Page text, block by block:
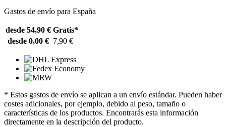
Gastos de envío para España
desde 54,90 € Gratis*
desde 0,00 € 7,90 €
* Estos gastos de envío se aplican a un envío estándar. Pueden haber
costes adicionales, por ejemplo, debido al peso, tamaño o
características de los productos. Encontrarás esta información
directamente en la descripción del producto.